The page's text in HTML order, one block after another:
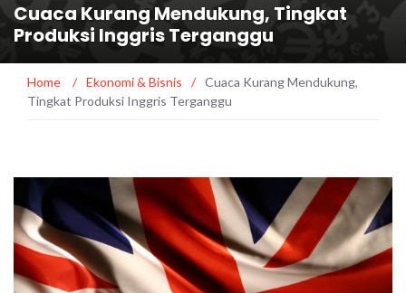
Cuaca Kurang Mendukung, Tingkat
Produksi Inggris Terganggu
Home / Ekonomi & Bisnis / Cuaca Kurang Mendukung,
Tingkat Produksi Inggris Terganggu